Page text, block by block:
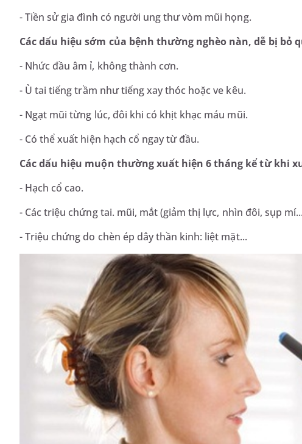
- Tiền sử gia đình có người ung thư vòm mũi họng.
Các dấu hiệu sớm của bệnh thường nghèo nàn, dễ bị bỏ
- Nhức đầu âm ỉ, không thành cơn.
- Ù tai tiếng trầm như tiếng xay thóc hoặc ve kêu.
- Ngạt mũi từng lúc, đôi khi có khịt khạc máu mũi.
- Có thể xuất hiện hạch cổ ngay từ đầu.
Các dấu hiệu muộn thường xuất hiện 6 tháng kể từ khi
- Hạch cổ cao.
- Các triệu chứng tai. mũi, mắt (giảm thị lực, nhìn đôi, sụp
- Triệu chứng do chèn ép dây thần kinh: liệt mặt...